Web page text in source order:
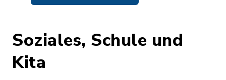
Soziales, Schule und
Kita